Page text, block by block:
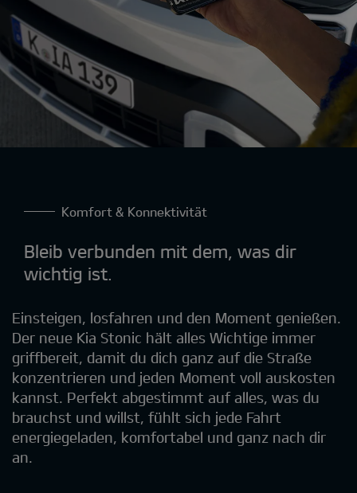
Komfort & Konnektivität
Bleib verbunden mit dem, was dir
wichtig ist.
Einsteigen, losfahren und den Moment genießen.
Der neue Kia Stonic hält alles Wichtige immer
griffbereit, damit du dich ganz auf die Straße
konzentrieren und jeden Moment voll auskosten
kannst. Perfekt abgestimmt auf alles, was du
brauchst und willst, fühlt sich jede Fahrt
energiegeladen, komfortabel und ganz nach dir
an.